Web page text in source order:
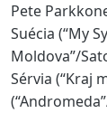
Pete
Suécia (“My
Moldova”/
Sérvia (“Kraj